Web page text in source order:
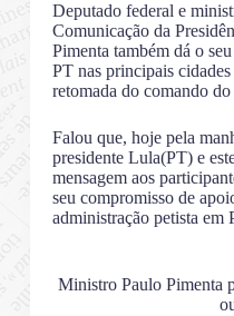
Deputado federal e
Comunicação da
Pimenta também dá o
PT nas principais
retomada do comando
Falou que, hoje pela
presidente Lula(PT) e
mensagem aos
seu compromisso de
administração petista em
Ministro Paulo Pimenta